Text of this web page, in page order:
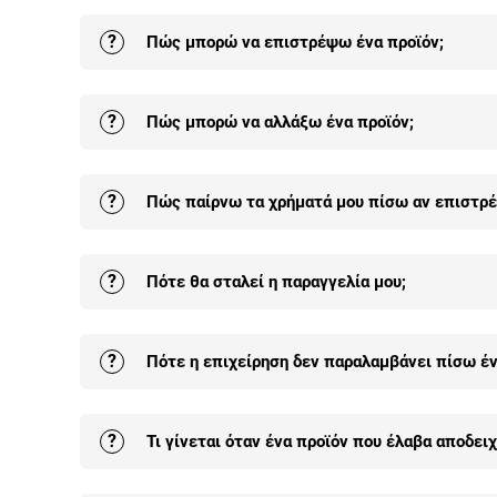
? Πώς μπορώ να επιστρέψω ένα προϊόν;
παραλαβή της.Αναλυτικά εδώ.
? Πώς μπορώ να αλλάξω ένα προϊόν;
αλλαγή είναι δωρεάν για κάθε παραγγελία.
? Πώς παίρνω τα χρήματά μου πίσω αν
κατάθεση του ποσού θα γίνει στον τραπεζικό
? Πότε θα σταλεί η παραγγελία μου;
που ολοκληρώθηκε η παραγγελία.
? Πότε η επιχείρηση δεν παραλαμβάνει πίσω
? Τι γίνεται όταν ένα προϊόν που έλαβα